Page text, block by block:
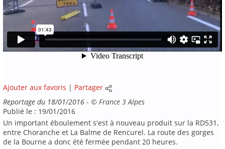
Ajouter aux favoris | Partager
Reportage du 18/01/2016 - © France 3 Alpes
Publié le : 19/01/2016
Un important éboulement s'est à nouveau produit sur la RD531,
entre Choranche et La Balme de Rencurel. La route des gorges
de la Bourne a donc été fermée pendant 20 heures.